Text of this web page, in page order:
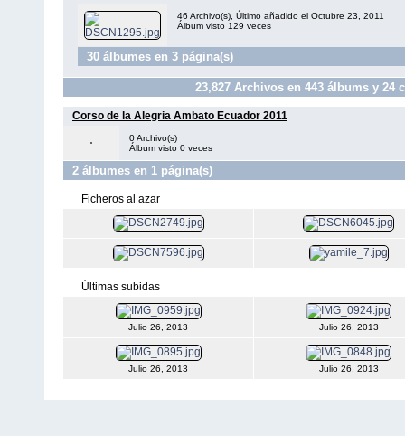
46 Archivo(s), Último añadido el Octubre 23, 2011
Álbum visto 129 veces
30 álbumes en 3 página(s)
23,827Archivos en 443álbums y 24
Corso de la Alegria Ambato Ecuador 2011
0 Archivo(s)
Álbum visto 0 veces
2 álbumes en 1 página(s)
Ficheros al azar
Últimas subidas
Julio 26, 2013 Julio 26, 2013
Julio 26, 2013 Julio 26, 2013